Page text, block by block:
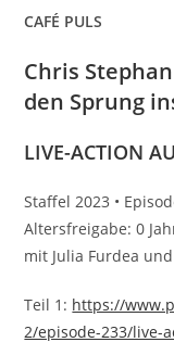
CAFÉ PULS
Chris
den Sprung
LIVE-ACTION
Staffel 2023 •
Altersfreigabe: 0
mit Julia Furdea
Teil 1: https://
2/episode-233/live-